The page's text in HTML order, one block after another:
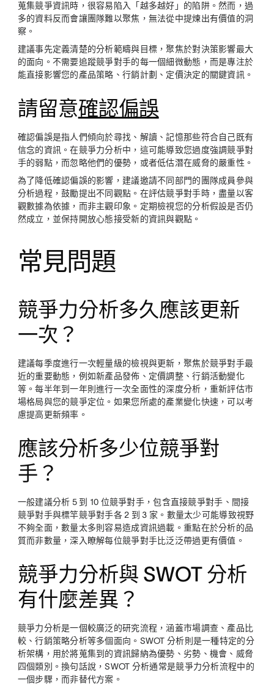
蒐集競爭資訊時，很容易陷入「越多越好」的陷阱。然而，過
多的資料反而會讓團隊難以聚焦，無法從中提煉出有價值的洞
察。
建議事先定義清楚的分析範疇與目標，聚焦於對決策影響最大
的面向。不需要追蹤競爭對手的每一個細微動態，而是專注於
能直接影響您的產品策略、行銷計劃、定價決定的關鍵資訊。
請留意確認偏誤
確認偏誤是指人們傾向於尋找、解讀、記憶那些符合自己既有
信念的資訊。在競爭力分析中，這可能導致您過度強調競爭對
手的弱點，而忽略他們的優勢，或者低估潛在威脅的嚴重性。
為了降低確認偏誤的影響，建議邀請不同部門的團隊成員參與
分析過程，鼓勵提出不同觀點。在評估競爭對手時，盡量以客
觀數據為依據，而非主觀印象。定期檢視您的分析假設是否仍
然成立，並保持開放心態接受新的資訊與觀點。
常見問題
競爭力分析多久應該更新
一次？
建議每季度進行一次輕量級的檢視與更新，聚焦於競爭對手最
近的重要動態，例如新產品發佈、定價調整、行銷活動變化
等。每半年到一年則進行一次全面性的深度分析，重新評估市
場格局與您的競爭定位。如果您所處的產業變化快速，可以考
慮提高更新頻率。
應該分析多少位競爭對
手？
一般建議分析 5 到 10 位競爭對手，包含直接競爭對手、間接
競爭對手與標竿競爭對手各 2 到 3 家。數量太少可能導致視野
不夠全面，數量太多則容易造成資訊過載。重點在於分析的品
質而非數量，深入瞭解每位競爭對手比泛泛帶過更有價值。
競爭力分析與 SWOT 分析
有什麼差異？
競爭力分析是一個較廣泛的研究流程，涵蓋市場調查、產品比
較、行銷策略分析等多個面向。SWOT 分析則是一種特定的分
析架構，用於將蒐集到的資訊歸納為優勢、劣勢、機會、威脅
四個類別。換句話說，SWOT 分析通常是競爭力分析流程中的
一個步驟，而非替代方案。